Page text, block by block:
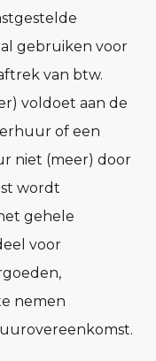
gebruiken voor
van btw.
voldoet aan de
of een
niet (meer) door
wordt
gehele
voor
nemen